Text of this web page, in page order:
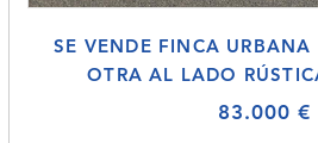
SE VENDE FINCA
OTRA AL LADO
83.000 €